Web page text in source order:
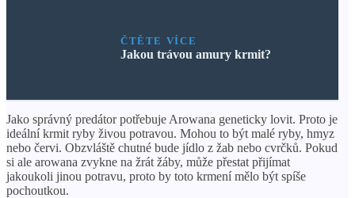
ČTĚTE VÍCE
Jakou trávou amury krmit?
Jako správný predátor potřebuje Arowana geneticky lovit. Proto je
ideální krmit ryby živou potravou. Mohou to být malé ryby, hmyz
nebo červi. Obzvláště chutné bude jídlo z žab nebo cvrčků. Pokud
si ale arowana zvykne na žrát žáby, může přestat přijímat
jakoukoli jinou potravu, proto by toto krmení mělo být spíše
pochoutkou.